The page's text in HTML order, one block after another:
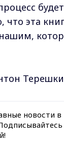
эта
новости в